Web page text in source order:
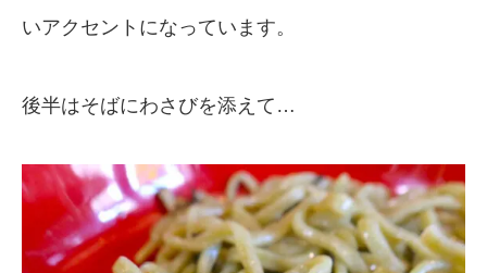
いアクセントになっています。
後半はそばにわさびを添えて…